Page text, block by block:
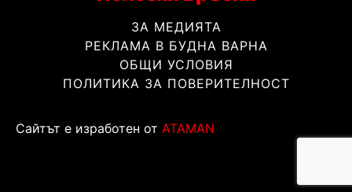
ЗА МЕДИЯТА
РЕКЛАМА В БУДНА ВАРНА
ОБЩИ УСЛОВИЯ
ПОЛИТИКА ЗА ПОВЕРИТЕЛНОСТ
Сайтът е изработен от ATAMAN